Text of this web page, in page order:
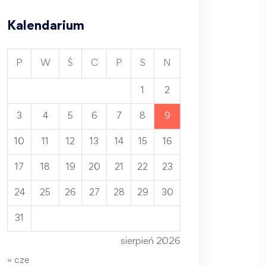
Kalendarium
sierpień 2026
P W Ś C P S N
2
3 4 5 6 7 8 9
10 12 13 14 15 16
17 18 19 20 21 22 23
24 25 26 27 28 29 30
31
« cze